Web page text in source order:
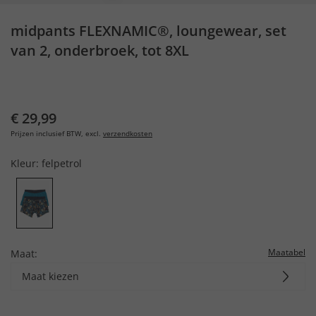
midpants FLEXNAMIC®, loungewear, set
van 2, onderbroek, tot 8XL
€ 29,99
Prijzen inclusief BTW, excl. verzendkosten
Kleur: felpetrol
Maat: Maatabel
Maat kiezen